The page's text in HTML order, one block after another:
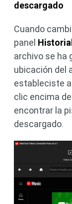
descargado
Cuando
panel Historial
archivo se ha
ubicación del
estableciste
clic encima
encontrar la
descargado.